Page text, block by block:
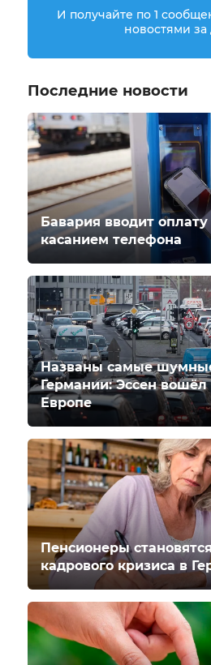
И получайте по 1
новостями за
Последние новости
Бавария вводит
касанием телефона
Названы самые
Германии: Эссен
Европе
Пенсионеры
кадрового кризиса в